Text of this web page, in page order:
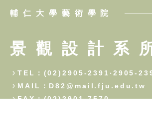
輔仁大學藝術學院
景觀設計系
TEL：(02)2905-2391‧2905-
MAIL：D82@mail.fju.edu.tw
FAX：(02)2901-7570